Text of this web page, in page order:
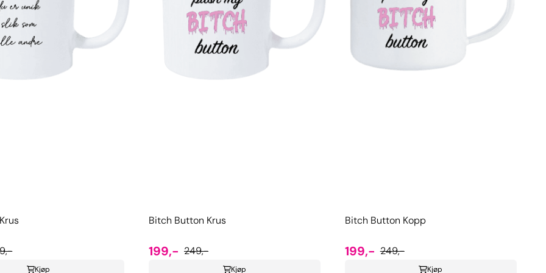
Kjøp
Bitch Button Krus
199,- 249,-
Kjøp
Bitch Button Kopp
199,- 249,-
Kjøp